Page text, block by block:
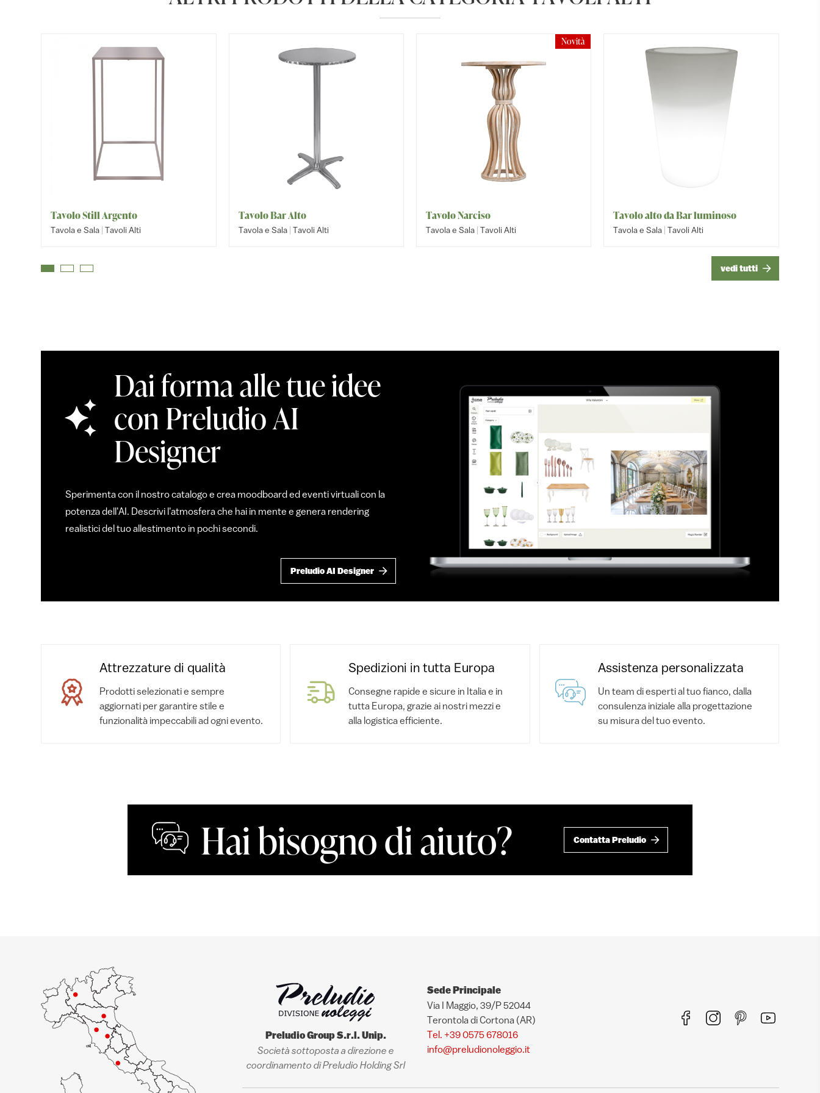
Tavolo Still Argento
Tavola e Sala | Tavoli Alti
Tavolo Bar Alto
Tavola e Sala | Tavoli Alti
Novità
Tavolo Narciso
Tavola e Sala | Tavoli Alti
Tavolo alto da Bar luminoso
Tavola e Sala | Tavoli Alti
vedi tutti
Dai forma alle tue idee
con Preludio AI
Designer
Sperimenta con il nostro catalogo e crea moodboard ed eventi virtuali con la
potenza dell'AI. Descrivi l'atmosfera che hai in mente e genera rendering
realistici del tuo allestimento in pochi secondi.
Preludio AI Designer
Attrezzature di qualità
Prodotti selezionati e sempre
aggiornati per garantire stile e
funzionalità impeccabili ad ogni evento.
Spedizioni in tutta Europa
Consegne rapide e sicure in Italia e in
tutta Europa, grazie ai nostri mezzi e
alla logistica efficiente.
Assistenza personalizzata
Un team di esperti al tuo fianco, dalla
consulenza iniziale alla progettazione
su misura del tuo evento.
Hai bisogno di aiuto? Contatta Preludio
Preludio Group S.r.l. Unip.
Società sottoposta a direzione e
coordinamento di Preludio Holding Srl
Sede Principale
Via I Maggio, 39/P 52044
Terontola di Cortona (AR)
Tel. +39 0575 678016
info@preludionoleggio.it